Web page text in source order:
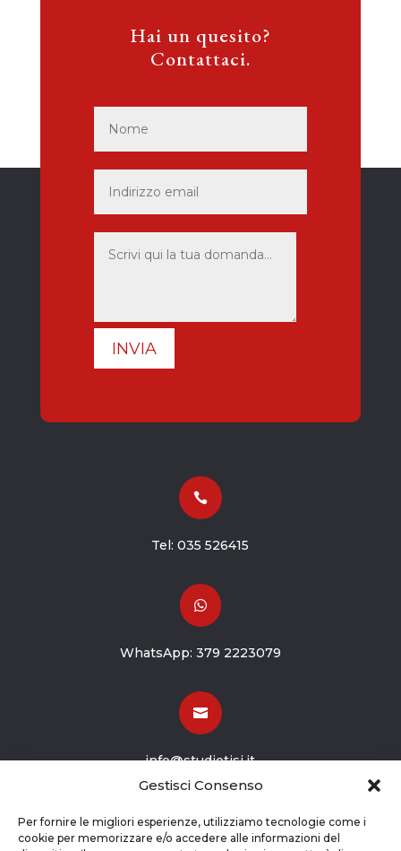
Gestisci Consenso
Per fornire le migliori esperienze, utilizziamo tecnologie come i
cookie per memorizzare e/o accedere alle informazioni del
Hai un quesito?
Contattaci.
INVIA

Tel:035 526415

WhatsApp: 379 2223079

info@studiotisi.it
